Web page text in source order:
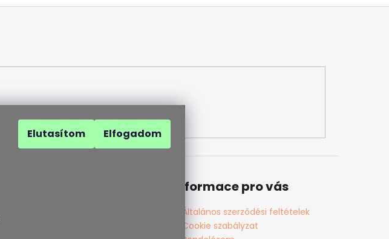
Elutasítom Elfogadom
Informace pro vás
Általános szerződési feltételek
Cookie szabályzat